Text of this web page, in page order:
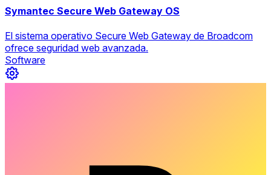
Symantec Secure Web Gateway OS
El sistema operativo Secure Web Gateway de Broadcom
ofrece seguridad web avanzada.
Software